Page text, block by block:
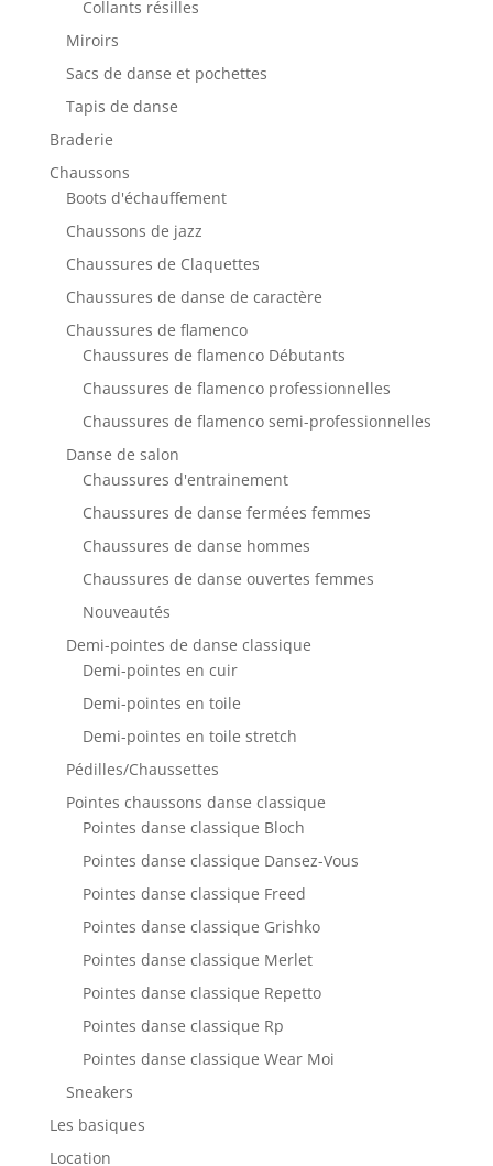
Collants résilles
Miroirs
Sacs de danse et pochettes
Tapis de danse
Braderie
Chaussons
Boots d'échauffement
Chaussons de jazz
Chaussures de Claquettes
Chaussures de danse de caractère
Chaussures de flamenco
Chaussures de flamenco Débutants
Chaussures de flamenco professionnelles
Chaussures de flamenco semi-professionnelles
Danse de salon
Chaussures d'entrainement
Chaussures de danse fermées femmes
Chaussures de danse hommes
Chaussures de danse ouvertes femmes
Nouveautés
Demi-pointes de danse classique
Demi-pointes en cuir
Demi-pointes en toile
Demi-pointes en toile stretch
Pédilles/Chaussettes
Pointes chaussons danse classique
Pointes danse classique Bloch
Pointes danse classique Dansez-Vous
Pointes danse classique Freed
Pointes danse classique Grishko
Pointes danse classique Merlet
Pointes danse classique Repetto
Pointes danse classique Rp
Pointes danse classique Wear Moi
Sneakers
Les basiques
Location